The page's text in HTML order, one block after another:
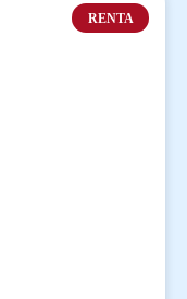
RENTA